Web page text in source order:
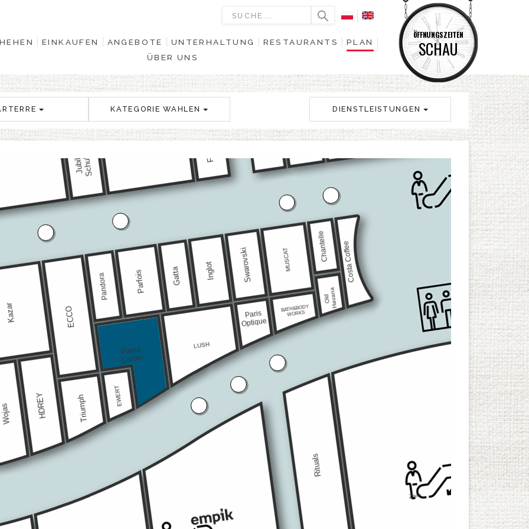
ÖFFNUNGSZEITEN
SCHAU
EINKAUFEN ANGEBOTE UNTERHALTUNG RESTAURANTS
PLAN
ÜBER UNS
KATEGORIE WAHLEN DIENSTLEISTUNGEN